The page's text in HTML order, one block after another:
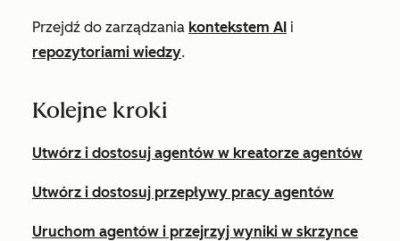
Przejdź do zarządzania kontekstem AI i
repozytoriami wiedzy.
Kolejne kroki
Utwórz i dostosuj agentów w kreatorze agentów
Utwórz i dostosuj przepływy pracy agentów
Uruchom agentów i przejrzyj wyniki w skrzynce